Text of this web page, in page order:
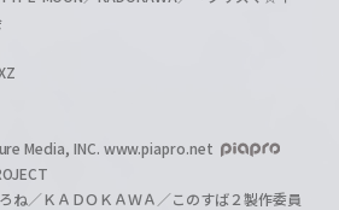
Media, INC. www.piapro.net
ね／ＫＡＤＯＫＡＷＡ／このすば２製作委員